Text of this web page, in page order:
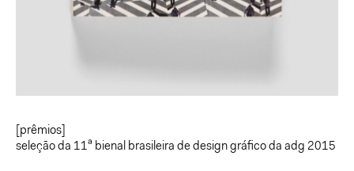
[prêmios]
seleção da 11a bienal brasileira de design gráfico da adg 2015